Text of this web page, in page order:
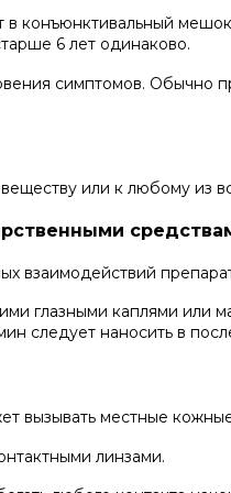
конъюнктивальный
6 лет одинаково.
симптомов. Обычно
или к любому из
взаимодействий
глазными каплями или
следует наносить в
вызывать местные
линзами.